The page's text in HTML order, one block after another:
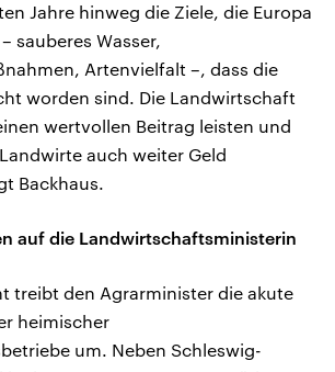
Jahre hinweg die Ziele, die Europa
sauberes Wasser,
Artenvielfalt –, dass die
worden sind. Die Landwirtschaft
wertvollen Beitrag leisten und
auch weiter Geld
Backhaus.
auf die Landwirtschaftsministerin
treibt den Agrarminister die akute
heimischer
um. Neben Schleswig-